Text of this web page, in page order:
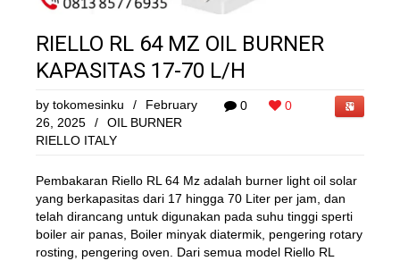
RIELLO RL 64 MZ OIL BURNER
KAPASITAS 17-70 L/H
0 0
by tokomesinku /
February
26, 2025
/
OIL BURNER
RIELLO ITALY
Pembakaran Riello RL 64 Mz adalah burner light oil solar
yang berkapasitas dari 17 hingga 70 Liter per jam, dan
telah dirancang untuk digunakan pada suhu tinggi sperti
boiler air panas, Boiler minyak diatermik, pengering rotary
rosting, pengering oven. Dari semua model Riello RL